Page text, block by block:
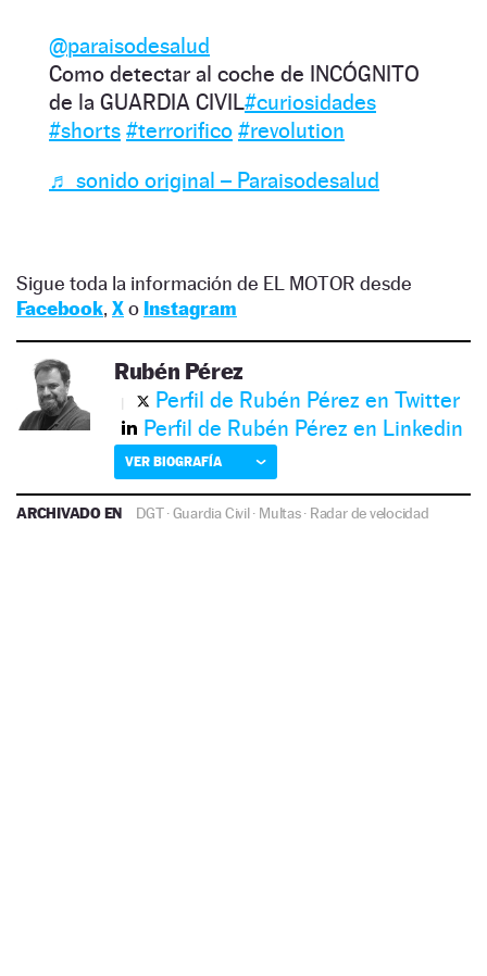
@paraisodesalud
Como detectar al coche de INCÓGNITO
de la GUARDIA CIVIL#curiosidades
#shorts #terrorifico #revolution
♬ sonido original – Paraisodesalud
Sigue toda la información de EL MOTOR desde
Facebook, Xo Instagram
Rubén Pérez
Perfil de Rubén Pérez en Twitter
Perfil de Rubén Pérez en Linkedin
VER BIOGRAFÍA
ARCHIVADO EN DGT·Guardia Civil· Multas· Radar de velocidad